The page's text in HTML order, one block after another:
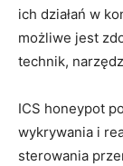
ich działań w
możliwe jest
technik,‌
ICS honeypot
wykrywania i
sterowania